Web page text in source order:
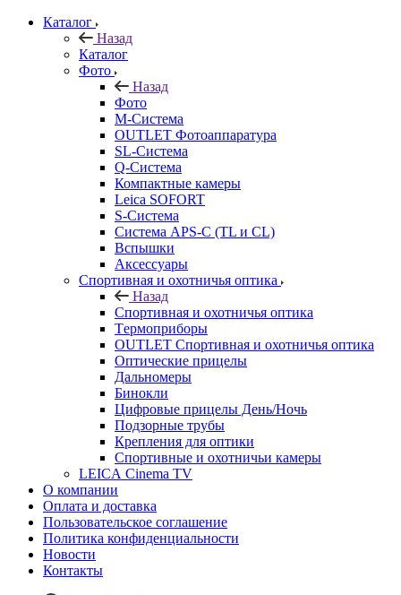
Каталог
Назад
Каталог
Фото
Назад
Фото
M-Система
OUTLET Фотоаппаратура
SL-Система
Q-Cистема
Компактные камеры
Leica SOFORT
S-Система
Система APS-C (TL и CL)
Вспышки
Аксессуары
Спортивная и охотничья оптика
Назад
Спортивная и охотничья оптика
Tермоприборы
OUTLET Спортивная и охотничья оптика
Оптические прицелы
Дальномеры
Бинокли
Цифровые прицелы День/Ночь
Подзорные трубы
Крепления для оптики
Спортивные и охотничьи камеры
LEICA Cinema TV
О компании
Оплата и доставка
Пользовательское соглашение
Политика конфиденциальности
Новости
Контакты